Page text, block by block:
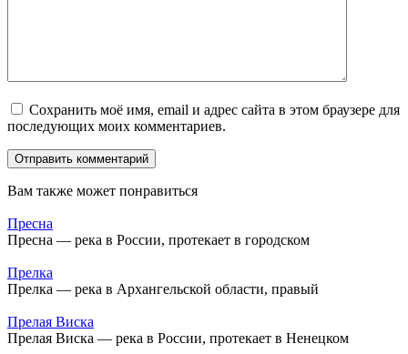
Сохранить моё имя, email и адрес сайта в этом браузере для
последующих моих комментариев.
Вам также может понравиться
Пресна
Пресна — река в России, протекает в городском
Прелка
Прелка — река в Архангельской области, правый
Прелая Виска
Прелая Виска — река в России, протекает в Ненецком